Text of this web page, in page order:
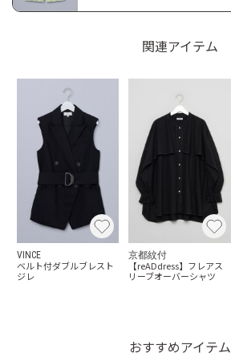
関連アイテム
VINCE
ベルト付ダブルブレスト
ジレ
京都紋付
【reADdress】フレアス
リーブオーバーシャツ
おすすめアイテム